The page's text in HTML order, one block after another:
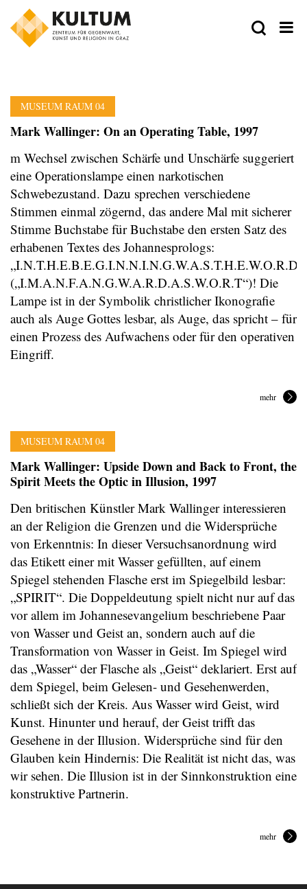
MUSEUM RAUM 04
Mark Wallinger: On an Operating Table, 1997
m Wechsel zwischen Schärfe und Unschärfe suggeriert
eine Operationslampe einen narkotischen
Schwebezustand. Dazu sprechen verschiedene
Stimmen einmal zögernd, das andere Mal mit sicherer
Stimme Buchstabe für Buchstabe den ersten Satz des
erhabenen Textes des Johannesprologs:
„I.N.T.H.E.B.E.G.I.N.N.I.N.G.W.A.S.T.H.E.W.O.R.D“
(„I.M.A.N.F.A.N.G.W.A.R.D.A.S.W.O.R.T“)! Die
Lampe ist in der Symbolik christlicher Ikonografie
auch als Auge Gottes lesbar, als Auge, das spricht – für
einen Prozess des Aufwachens oder für den operativen
Eingriff.
mehr
MUSEUM RAUM 04
Mark Wallinger: Upside Down and Back to Front, the
Spirit Meets the Optic in Illusion, 1997
Den britischen Künstler Mark Wallinger interessieren
an der Religion die Grenzen und die Widersprüche
von Erkenntnis: In dieser Versuchsanordnung wird
das Etikett einer mit Wasser gefüllten, auf einem
Spiegel stehenden Flasche erst im Spiegelbild lesbar:
„SPIRIT“. Die Doppeldeutung spielt nicht nur auf das
vor allem im Johannesevangelium beschriebene Paar
von Wasser und Geist an, sondern auch auf die
Transformation von Wasser in Geist. Im Spiegel wird
das „Wasser“ der Flasche als „Geist“ deklariert. Erst auf
dem Spiegel, beim Gelesen- und Gesehenwerden,
schließt sich der Kreis. Aus Wasser wird Geist, wird
Kunst. Hinunter und herauf, der Geist trifft das
Gesehene in der Illusion. Widersprüche sind für den
Glauben kein Hindernis: Die Realität ist nicht das, was
wir sehen. Die Illusion ist in der Sinnkonstruktion eine
konstruktive Partnerin.
mehr